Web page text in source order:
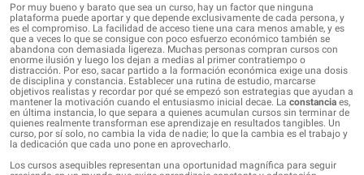
Por muy bueno y barato que sea un curso, hay un factor que ninguna
plataforma puede aportar y que depende exclusivamente de cada persona, y
es el compromiso. La facilidad de acceso tiene una cara menos amable, y es
que a veces lo que se consigue con poco esfuerzo económico también se
abandona con demasiada ligereza. Muchas personas compran cursos con
enorme ilusión y luego los dejan a medias al primer contratiempo o
distracción. Por eso, sacar partido a la formación económica exige una dosis
de disciplina y constancia. Establecer una rutina de estudio, marcarse
objetivos realistas y recordar por qué se empezó son estrategias que ayudan a
mantener la motivación cuando el entusiasmo inicial decae. La constancia es,
en última instancia, lo que separa a quienes acumulan cursos sin terminar de
quienes realmente transforman ese aprendizaje en resultados tangibles. Un
curso, por sí solo, no cambia la vida de nadie; lo que la cambia es el trabajo y
la dedicación que cada uno pone en aprovecharlo.
Los cursos asequibles representan una oportunidad magnífica para seguir